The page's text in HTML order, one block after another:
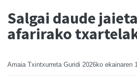
Salgai daude
afarirako
Amaia Txintxurreta Guridi 2026ko ekainaren